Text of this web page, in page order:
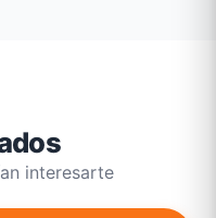
interesarte